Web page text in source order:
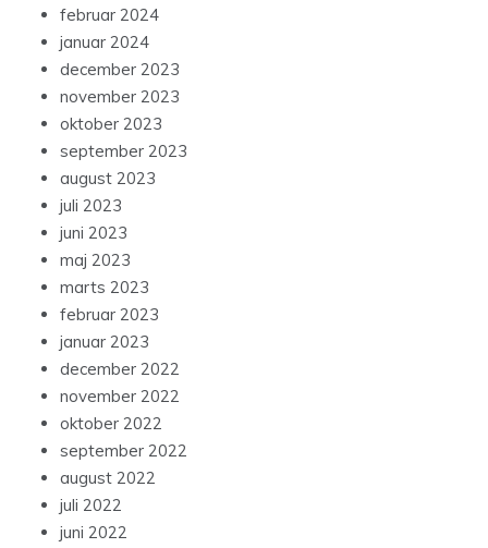
februar 2024
januar 2024
december 2023
november 2023
oktober 2023
september 2023
august 2023
juli 2023
juni 2023
maj 2023
marts 2023
februar 2023
januar 2023
december 2022
november 2022
oktober 2022
september 2022
august 2022
juli 2022
juni 2022